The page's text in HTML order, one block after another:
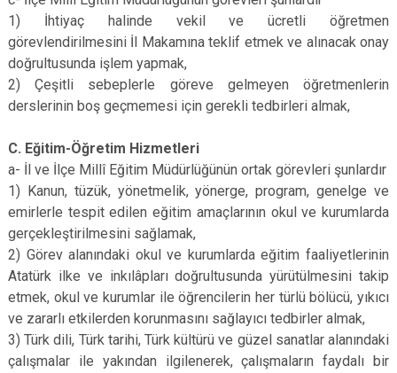
1) İhtiyaç halinde vekil ve ücretli öğretmen
görevlendirilmesini İl Makamına teklif etmek ve alınacak onay
doğrultusunda işlem yapmak,
2) Çeşitli sebeplerle göreve gelmeyen öğretmenlerin
derslerinin boş geçmemesi için gerekli tedbirleri almak,
C. Eğitim-Öğretim Hizmetleri
a- İl ve İlçe Millî Eğitim Müdürlüğünün ortak görevleri şunlardır
1) Kanun, tüzük, yönetmelik, yönerge, program, genelge ve
emirlerle tespit edilen eğitim amaçlarının okul ve kurumlarda
gerçekleştirilmesini sağlamak,
2) Görev alanındaki okul ve kurumlarda eğitim faaliyetlerinin
Atatürk ilke ve inkılâpları doğrultusunda yürütülmesini takip
etmek, okul ve kurumlar ile öğrencilerin her türlü bölücü, yıkıcı
ve zararlı etkilerden korunmasını sağlayıcı tedbirler almak,
3) Türk dili, Türk tarihi, Türk kültürü ve güzel sanatlar alanındaki
çalışmalar ile yakından ilgilenerek, çalışmaların faydalı bir